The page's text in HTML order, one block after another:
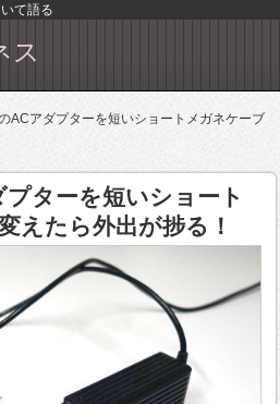
て語る
ス
ACアダプターを短いショートメガネケーブ
ターを短いショート
えたら外出が捗る！